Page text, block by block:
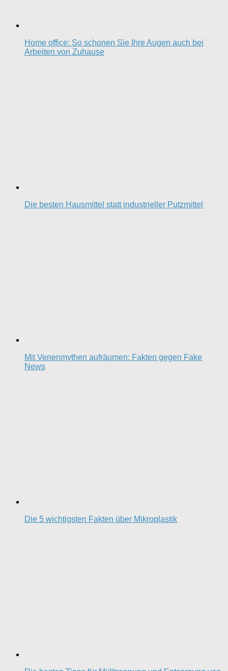
Home office: So schonen Sie Ihre Augen auch bei
Arbeiten von Zuhause
Die besten Hausmittel statt industrieller Putzmittel
Mit Venenmythen aufräumen: Fakten gegen Fake
News
Die 5 wichtigsten Fakten über Mikroplastik